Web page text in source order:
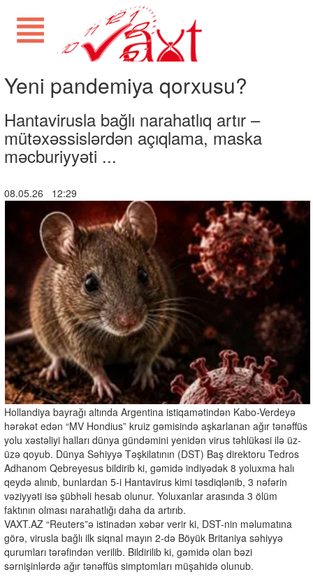
Yeni pandemiya qorxusu?
Hantavirusla bağlı narahatlıq artır –
mütəxəssislərdən açıqlama, maska
məcburiyyəti ...
08.05.26 12:29
Hollandiya bayrağı altında Argentina istiqamətindən Kabo-Verdeyə
hərəkət edən “MV Hondius” kruiz gəmisində aşkarlanan ağır tənəffüs
yolu xəstəliyi halları dünya gündəmini yenidən virus təhlükəsi ilə üz-
üzə qoyub. Dünya Səhiyyə Təşkilatının (DST) Baş direktoru Tedros
Adhanom Qebreyesus bildirib ki, gəmidə indiyədək 8 yoluxma halı
qeydə alınıb, bunlardan 5-i Hantavirus kimi təsdiqlənib, 3 nəfərin
vəziyyəti isə şübhəli hesab olunur. Yoluxanlar arasında 3 ölüm
faktının olması narahatlığı daha da artırıb.
VAXT.AZ “Reuters”ə istinadən xəbər verir ki, DST-nin məlumatına
görə, virusla bağlı ilk siqnal mayın 2-də Böyük Britaniya səhiyyə
qurumları tərəfindən verilib. Bildirilib ki, gəmidə olan bəzi
sərnişinlərdə ağır tənəffüs simptomları müşahidə olunub.